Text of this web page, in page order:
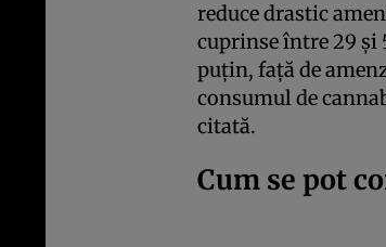
reduce drastic
cuprinse între 29 și
puțin, față de
consumul de
citată.
Cum se pot